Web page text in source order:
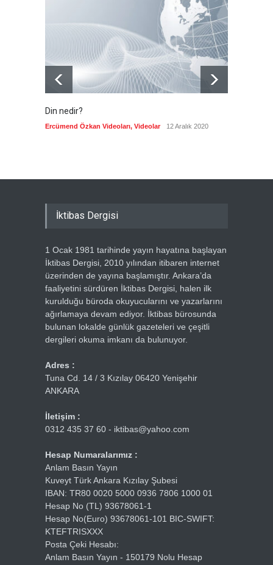
Pakistan savunma
anlaşması imzalayacak
Güncel 7 Ağustos 2026
Din nedir?
Ercümend Özkan Videoları, Videolar 12 Aralık 2020
İktibas Dergisi
1 Ocak 1981 tarihinde yayın hayatına başlayan
İktibas Dergisi, 2010 yılından itibaren internet
üzerinden de yayına başlamıştır. Ankara’da
faaliyetini sürdüren İktibas Dergisi, halen ilk
kurulduğu büroda okuyucularını ve yazarlarını
ağırlamaya devam ediyor. İktibas bürosunda
bulunan lokalde günlük gazeteleri ve çeşitli
dergileri okuma imkanı da bulunuyor.
Adres :
Tuna Cd. 14 / 3 Kızılay 06420 Yenişehir
ANKARA
İletişim :
0312 435 37 60 - iktibas@yahoo.com
Hesap Numaralarımız :
Anlam Basın Yayın
Kuveyt Türk Ankara Kızılay Şubesi
IBAN: TR80 0020 5000 0936 7806 1000 01
Hesap No (TL) 93678061-1
Hesap No(Euro) 93678061-101 BIC-SWIFT:
KTEFTRISXXX
Posta Çeki Hesabı:
Anlam Basın Yayın - 150179 Nolu Hesap